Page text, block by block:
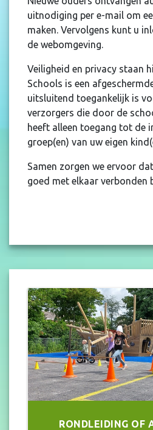
uitnodiging per e-mail om
maken. Vervolgens kunt u
de webomgeving.
Veiligheid en privacy staan
Schools is een
uitsluitend toegankelijk is
verzorgers die door de
heeft alleen toegang tot de
groep(en) van uw eigen
Samen zorgen we ervoor
goed met elkaar verbonden
RONDLEIDING OF